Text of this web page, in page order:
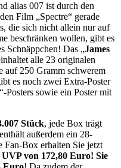
alias 007 ist durch den
Film „Spectre“ gerade
die sich nicht allein nur auf
beschränken wollen, gibt es
Schnäppchen! Das „James
alle 23 originalen
auf 250 Gramm schwerem
es noch zwei Extra-Poster
Posters sowie ein Poster mit
Stück, jede Box trägt
außerdem ein 28-
Fan-Box erhalten Sie jetzt
von 172,80 Euro! Sie